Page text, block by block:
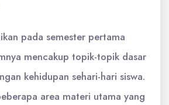
pada semester pertama
mencakup topik-topik dasar
kehidupan sehari-hari siswa.
area materi utama yang